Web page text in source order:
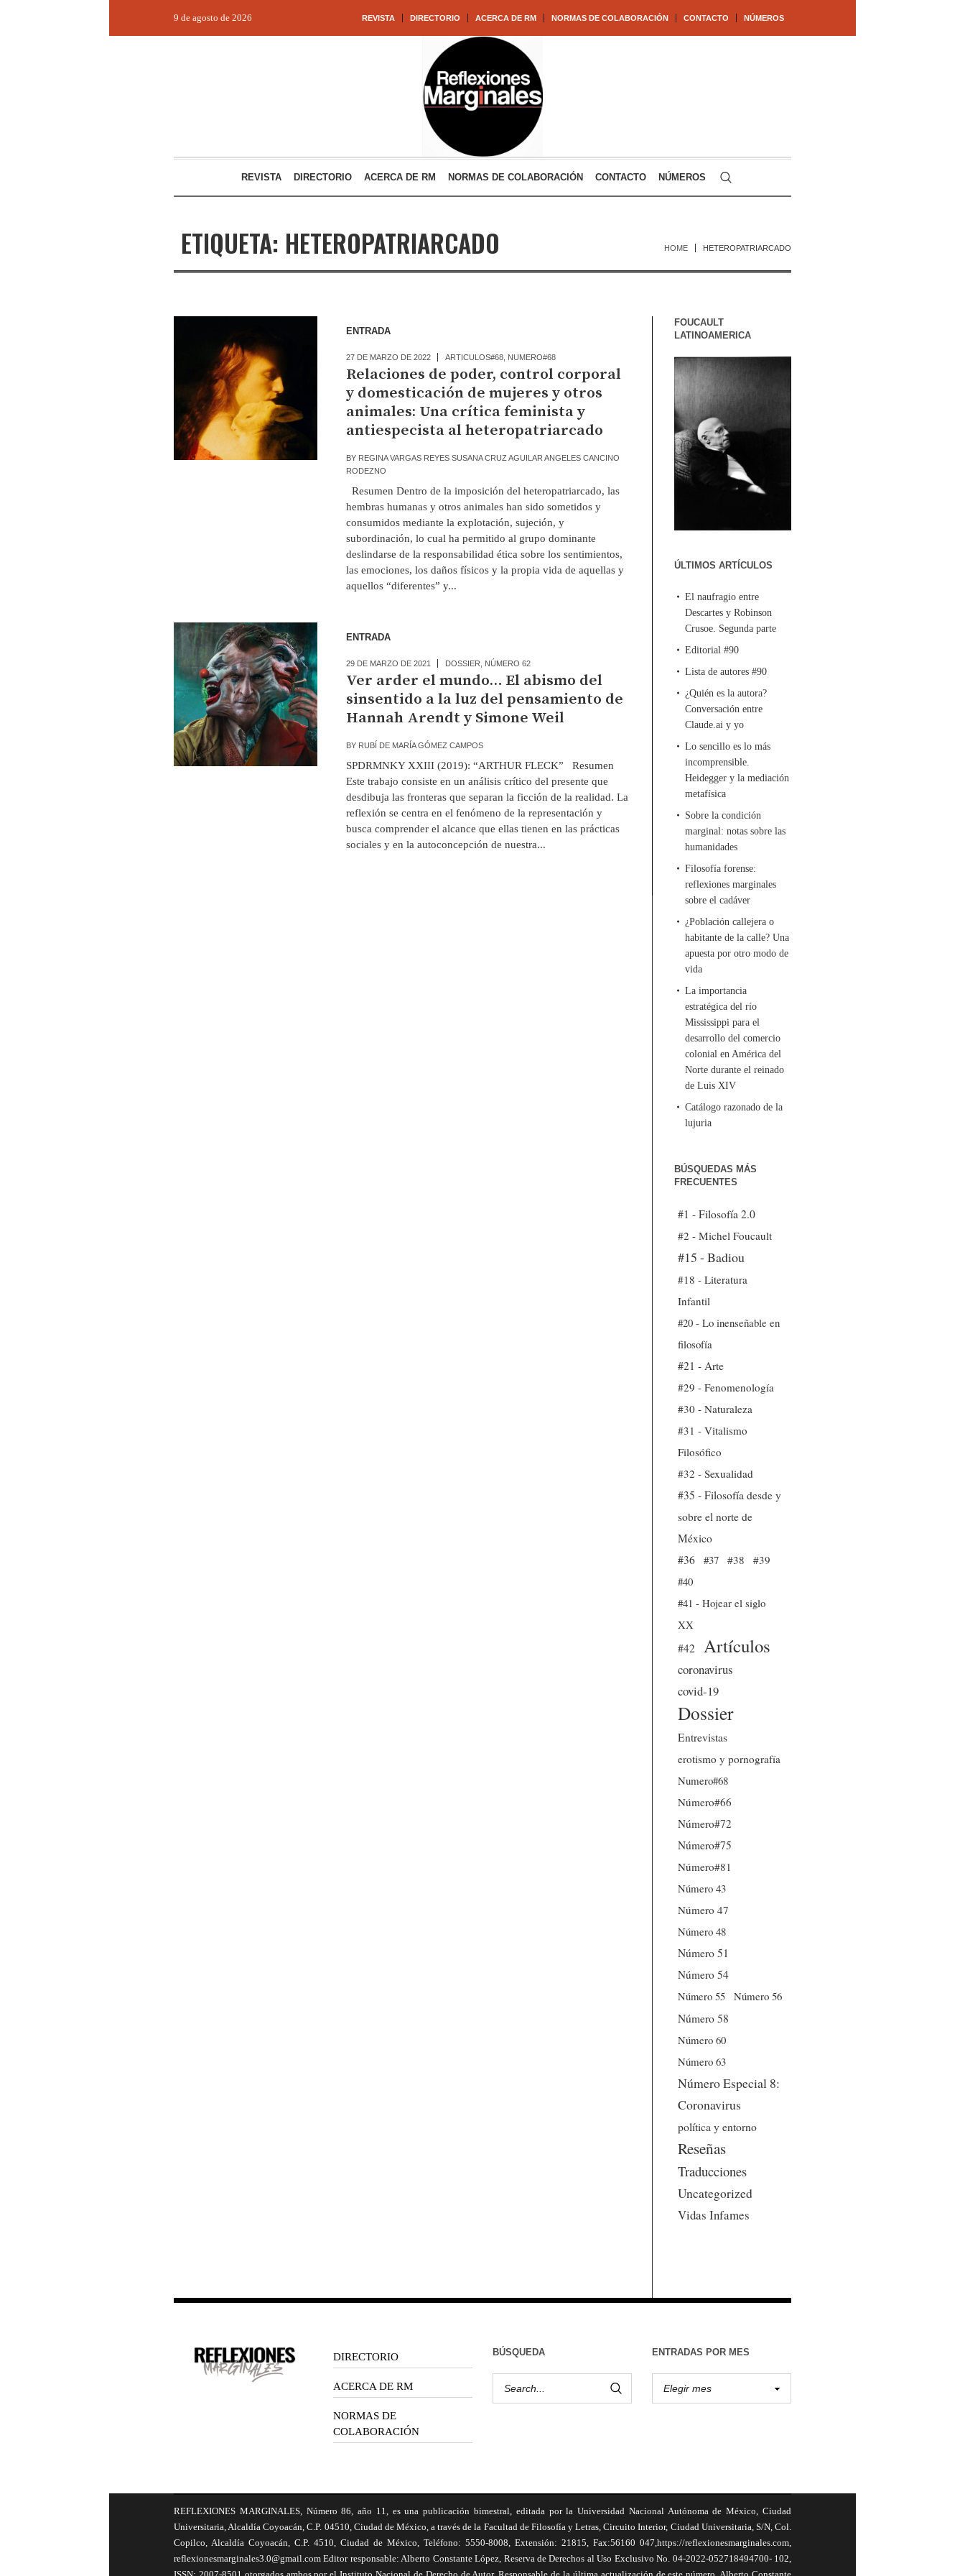
REVISTA DIRECTORIO ACERCA DE RM NORMAS DE COLABORACIÓN CONTACTO NÚMEROS
9 de agosto de 2026
REVISTA DIRECTORIO ACERCA DE RM NORMAS DE COLABORACIÓN CONTACTO NÚMEROS
ETIQUETA: HETEROPATRIARCADO HOME HETEROPATRIARCADO
ENTRADA
27 DE MARZO DE 2022 ARTICULOS#68, NUMERO#68
Relaciones de poder, control corporal
y domesticación de mujeres y otros
animales: Una crítica feminista y
antiespecista al heteropatriarcado
BY REGINA VARGAS REYES SUSANA CRUZ AGUILAR ANGELES CANCINO
RODEZNO
Resumen Dentro de la imposición del heteropatriarcado, las
hembras humanas y otros animales han sido sometidos y
consumidos mediante la explotación, sujeción, y
subordinación, lo cual ha permitido al grupo dominante
deslindarse de la responsabilidad ética sobre los sentimientos,
las emociones, los daños físicos y la propia vida de aquellas y
aquellos “diferentes” y...
ENTRADA
29 DE MARZO DE 2021 DOSSIER NÚMERO 62
Ver arder el mundo… El abismo del
sinsentido a la luz del pensamiento de
Hannah Arendt y Simone Weil
BY RUBÍ DE MARÍA GÓMEZ CAMPOS
SPDRMNKY XXIII (2019): “ARTHUR FLECK” Resumen
Este trabajo consiste en un análisis crítico del presente que
desdibuja las fronteras que separan la ficción de la realidad. La
reflexión se centra en el fenómeno de la representación y
busca comprender el alcance que ellas tienen en las prácticas
sociales y en la autoconcepción de nuestra...
FOUCAULT
LATINOAMERICA
ÚLTIMOS ARTÍCULOS
El naufragio entre
Descartes y Robinson
Crusoe. Segunda parte
Editorial #90
Lista de autores #90
¿Quién es la autora?
Conversación entre
Claude.ai y yo
Lo sencillo es lo más
incomprensible.
Heidegger y la mediación
metafísica
Sobre la condición
marginal: notas sobre las
humanidades
Filosofía forense:
reflexiones marginales
sobre el cadáver
¿Población callejera o
habitante de la calle? Una
apuesta por otro modo de
vida
La importancia
estratégica del río
Mississippi para el
desarrollo del comercio
colonial en América del
Norte durante el reinado
de Luis XIV
Catálogo razonado de la
lujuria
BÚSQUEDAS MÁS
FRECUENTES
#1 - Filosofía 2.0
#2 - Michel Foucault
#15 - Badiou
#18 - Literatura
Infantil
#20 - Lo inenseñable en
filosofía
#21 - Arte
#29 - Fenomenología
#30 - Naturaleza
#31 - Vitalismo
Filosófico
#32 - Sexualidad
#35 - Filosofía desde y
sobre el norte de
México
#36
#37 #38
#39
#40
#41 - Hojear el siglo
XX
#42
Artículos
coronavirus
covid-19
Dossier
Entrevistas
erotismo y pornografía
Numero#68
Número#66
Número#72
Número#75
Número#81
Número 43
Número 47
Número 48
Número 51
Número 54
Número 55
Número 56
Número 58
Número 60
Número 63
Número Especial 8:
Coronavirus
política y entorno
Reseñas
Traducciones
Uncategorized
Vidas Infames
DIRECTORIO
ACERCA DE RM
NORMAS DE
COLABORACIÓN
BÚSQUEDA ENTRADAS POR MES
REFLEXIONES MARGINALES, Número 86, año 11, es una publicación bimestral, editada por la Universidad Nacional Autónoma de México, Ciudad
Universitaria, Alcaldía Coyoacán, C.P. 04510, Ciudad de México, a través de la Facultad de Filosofía y Letras, Circuito Interior, Ciudad Universitaria, S/N, Col.
Copilco, Alcaldía Coyoacán, C.P. 4510, Ciudad de México, Teléfono: 5550-8008, Extensión: 21815, Fax:56160 047,https://reflexionesmarginales.com,
reflexionesmarginales3.0@gmail.com Editor responsable: Alberto Constante López, Reserva de Derechos al Uso Exclusivo No. 04-2022-052718494700- 102,